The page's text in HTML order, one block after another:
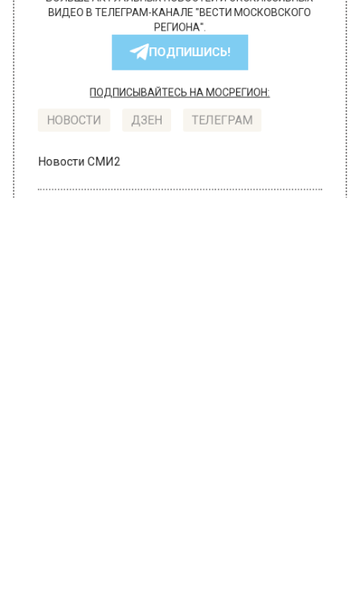
БОЛЬШЕ АКТУАЛЬНЫХ НОВОСТЕЙ И ЭКСКЛЮЗИВНЫХ
ВИДЕО В ТЕЛЕГРАМ-КАНАЛЕ "ВЕСТИ МОСКОВСКОГО
ПОДПИШИСЬ!
ПОДПИСЫВАЙТЕСЬ НА МОСРЕГИОН:
Новости СМИ2